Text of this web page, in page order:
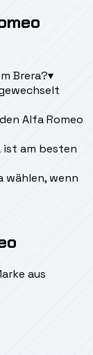
Brera?▾
Alfa Romeo
ist am besten
wählen, wenn
aus